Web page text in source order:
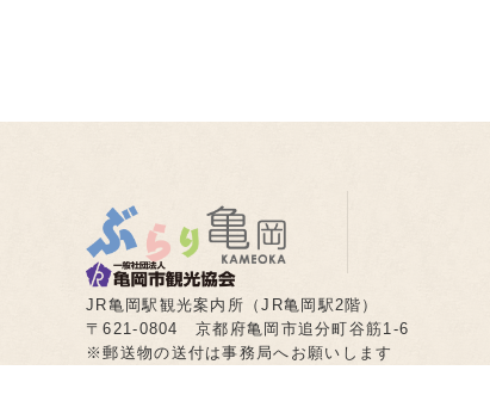
JR亀岡駅観光案内所（JR亀岡駅2階）
〒621-0804 京都府亀岡市追分町谷筋1-6
※郵送物の送付は事務局へお願いします